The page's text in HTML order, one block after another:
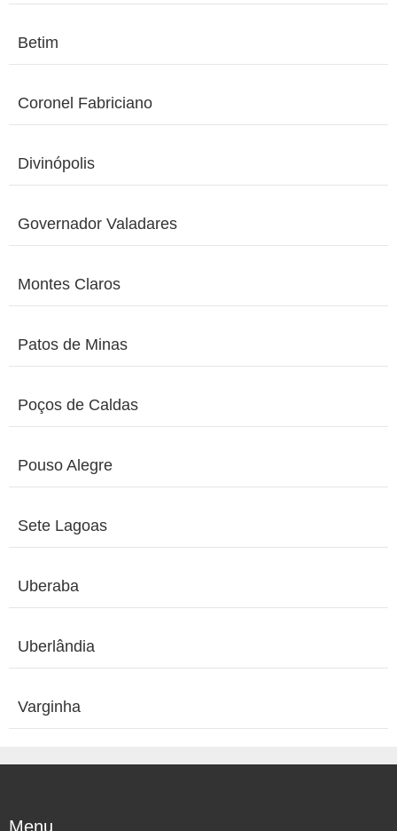
Betim
Coronel Fabriciano
Divinópolis
Governador Valadares
Montes Claros
Patos de Minas
Poços de Caldas
Pouso Alegre
Sete Lagoas
Uberaba
Uberlândia
Varginha
Menu